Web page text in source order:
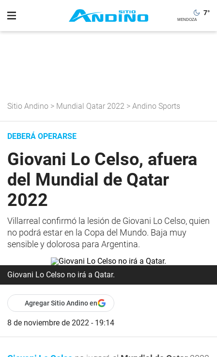
7°
Sitio Andino > Mundial Qatar 2022 > Andino Sports
DEBERÁ OPERARSE
Giovani Lo Celso, afuera
del Mundial de Qatar
2022
Villarreal confirmó la lesión de Giovani Lo Celso, quien
no podrá estar en la Copa del Mundo. Baja muy
sensible y dolorosa para Argentina.
Giovani Lo Celso no irá a Qatar.
Agregar Sitio Andino en
8 de noviembre de 2022 - 19:14